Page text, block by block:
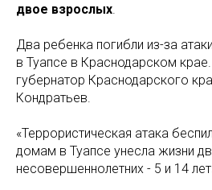
двое взрослых
Два ребенка погибли из-за
в Туапсе в Краснодарском
губернатор Краснодарского
Кондратьев.
«Террористическая атака
домам в Туапсе унесла жизни
несовершеннолетних - 5 и 14